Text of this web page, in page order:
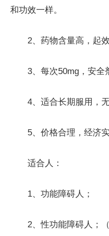
和功效一样。
2、药物含量高，起
3、每次50mg，安全
4、适合长期服用，无
5、价格合理，经济
适合人：
1、功能障碍人；
2、性功能障碍人；